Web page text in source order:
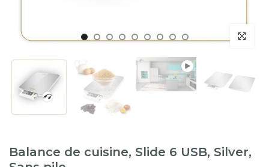
Balance de cuisine, Slide 6 USB, Silver,